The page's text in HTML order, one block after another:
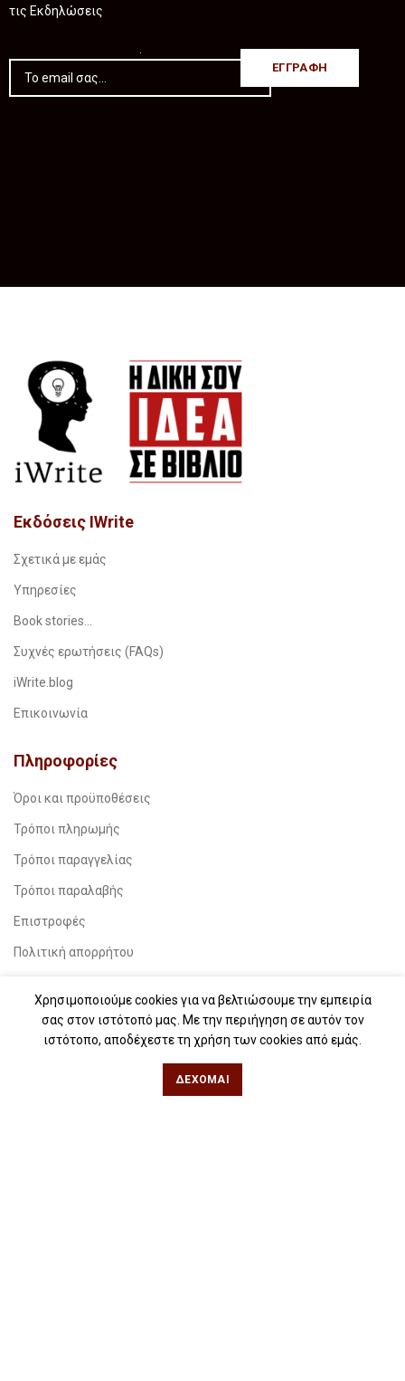
τις Εκδηλώσεις
Εκδόσεις IWrite
Σχετικά με εμάς
Υπηρεσίες
Book stories…
Συχνές ερωτήσεις (FAQs)
iWrite.blog
Επικοινωνία
Πληροφορίες
Όροι και προϋποθέσεις
Τρόποι πληρωμής
Τρόποι παραγγελίας
Τρόποι παραλαβής
Επιστροφές
Πολιτική απορρήτου
Εταιρική κοινωνική ευθύνη
Free Press – Μεταέμπνευση
Χρησιμοποιούμε cookies για να βελτιώσουμε την εμπειρία
σας στον ιστότοπό μας. Με την περιήγηση σε αυτόν τον
ιστότοπο, αποδέχεστε τη χρήση των cookies από εμάς.
ΔΈΧΟΜΑΙ